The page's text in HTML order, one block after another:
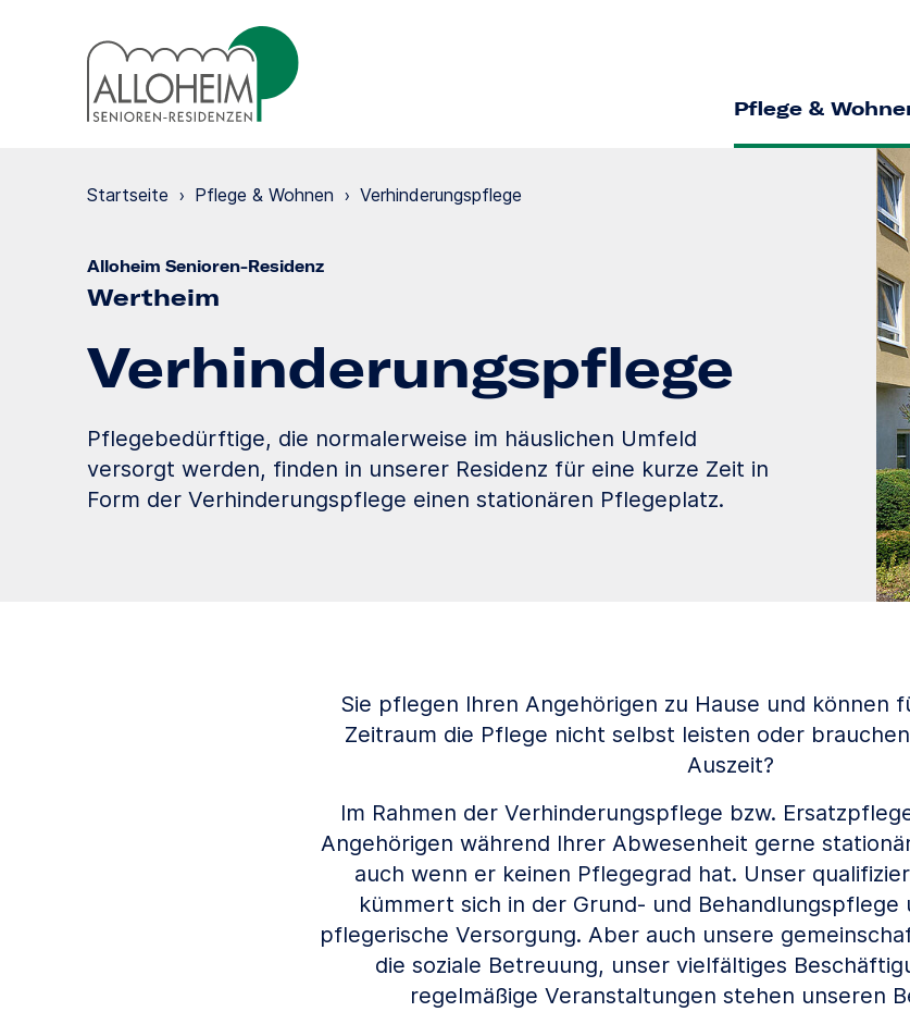
Pflege &
Startseite › Pflege & Wohnen › Verhinde­rungs­pflege
Alloheim Senioren-Residenz
Wertheim
Verhinde­rungs­pflege
Pflegebedürftige, die normalerweise im häuslichen Umfeld
versorgt werden, finden in unserer Residenz für eine kurze Zeit in
Form der Verhinderungspflege einen stationären Pflegeplatz.
Sie pflegen Ihren Angehörigen zu Hause und können
Zeitraum die Pflege nicht selbst leisten oder
Auszeit?
Im Rahmen der Verhinderungspflege bzw.
Angehörigen während Ihrer Abwesenheit gerne
auch wenn er keinen Pflegegrad hat. Unser
kümmert sich in der Grund- und Behandlungspflege
pflegerische Versorgung. Aber auch unsere
die soziale Betreuung, unser vielfältiges
regelmäßige Veranstaltungen stehen unseren